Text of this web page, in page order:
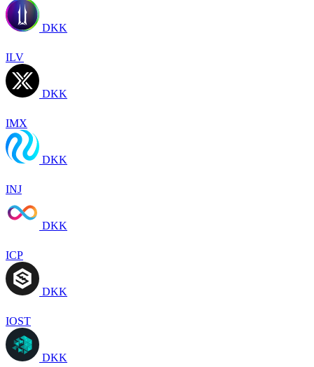
DKK
ILV
DKK
IMX
DKK
INJ
DKK
ICP
DKK
IOST
DKK